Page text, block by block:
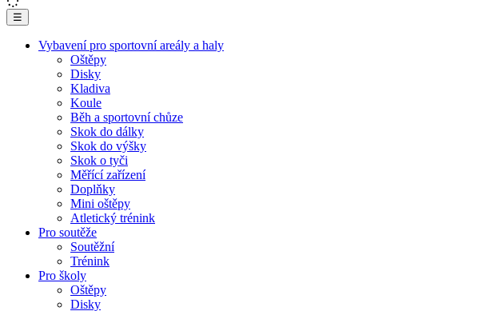
☰
Vybavení pro sportovní areály a haly
Oštěpy
Disky
Kladiva
Koule
Běh a sportovní chůze
Skok do dálky
Skok do výšky
Skok o tyči
Měřící zařízení
Doplňky
Mini oštěpy
Atletický trénink
Pro soutěže
Soutěžní
Trénink
Pro školy
Oštěpy
Disky